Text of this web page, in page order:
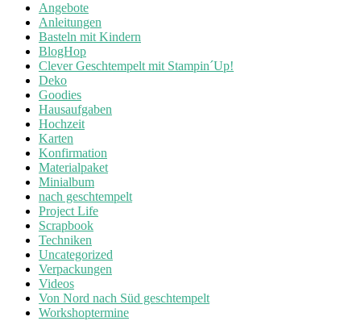
Angebote
Anleitungen
Basteln mit Kindern
BlogHop
Clever Geschtempelt mit Stampin´Up!
Deko
Goodies
Hausaufgaben
Hochzeit
Karten
Konfirmation
Materialpaket
Minialbum
nach geschtempelt
Project Life
Scrapbook
Techniken
Uncategorized
Verpackungen
Videos
Von Nord nach Süd geschtempelt
Workshoptermine